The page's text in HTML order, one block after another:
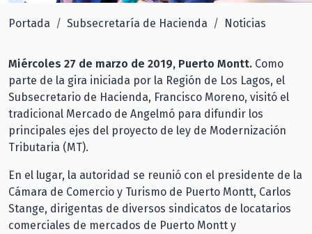
Portada Subsecretaría de Hacienda Noticias
Miércoles 27 de marzo de 2019, Puerto Montt. Como
parte de la gira iniciada por la Región de Los Lagos, el
Subsecretario de Hacienda, Francisco Moreno, visitó el
tradicional Mercado de Angelmó para difundir los
principales ejes del proyecto de ley de Modernización
Tributaria (MT).
En el lugar, la autoridad se reunió con el presidente de la
Cámara de Comercio y Turismo de Puerto Montt, Carlos
Stange, dirigentas de diversos sindicatos de locatarios
comerciales de mercados de Puerto Montt y